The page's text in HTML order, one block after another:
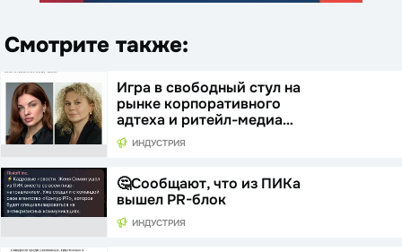
Смотрите также:
Игра в свободный стул на
рынке корпоративного
адтеха и ритейл-медиа…
ИНДУСТРИЯ
🤔Сообщают, что из ПИКа
вышел PR-блок
ИНДУСТРИЯ